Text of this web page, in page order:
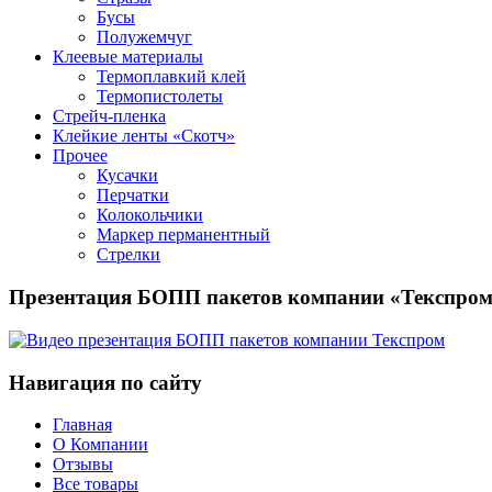
Бусы
Полужемчуг
Клеевые материалы
Термоплавкий клей
Термопистолеты
Стрейч-пленка
Клейкие ленты «Скотч»
Прочее
Кусачки
Перчатки
Колокольчики
Маркер перманентный
Стрелки
Презентация БОПП пакетов компании
Навигация по сайту
Главная
О Компании
Отзывы
Все товары